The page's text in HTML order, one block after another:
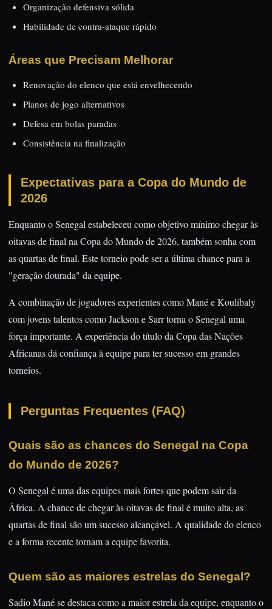
Organização defensiva sólida
Habilidade de contra-ataque rápido
Áreas que Precisam Melhorar
Renovação do elenco que está envelhecendo
Planos de jogo alternativos
Defesa em bolas paradas
Consistência na finalização
Expectativas para a Copa do Mundo de
2026
Enquanto o Senegal estabeleceu como objetivo mínimo chegar às
oitavas de final na Copa do Mundo de 2026, também sonha com
as quartas de final. Este torneio pode ser a última chance para a
"geração dourada" da equipe.
A combinação de jogadores experientes como Mané e Koulibaly
com jovens talentos como Jackson e Sarr torna o Senegal uma
força importante. A experiência do título da Copa das Nações
Africanas dá confiança à equipe para ter sucesso em grandes
torneios.
Perguntas Frequentes (FAQ)
Quais são as chances do Senegal na Copa
do Mundo de 2026?
O Senegal é uma das equipes mais fortes que podem sair da
África. A chance de chegar às oitavas de final é muito alta, as
quartas de final são um sucesso alcançável. A qualidade do elenco
e a forma recente tornam a equipe favorita.
Quem são as maiores estrelas do Senegal?
Sadio Mané se destaca como a maior estrela da equipe, enquanto o